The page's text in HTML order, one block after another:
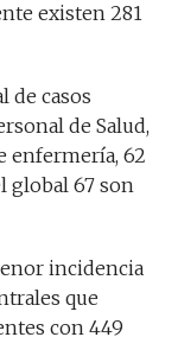
existen 281
de casos
de Salud,
enfermería, 62
global 67 son
incidencia
que
con 449